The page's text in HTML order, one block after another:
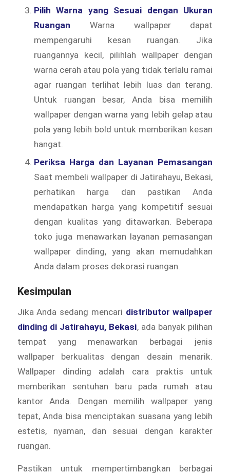
Pilih Warna yang Sesuai dengan Ukuran
Ruangan Warna wallpaper dapat
mempengaruhi kesan ruangan. Jika
ruangannya kecil, pilihlah wallpaper dengan
warna cerah atau pola yang tidak terlalu ramai
agar ruangan terlihat lebih luas dan terang.
Untuk ruangan besar, Anda bisa memilih
wallpaper dengan warna yang lebih gelap atau
pola yang lebih bold untuk memberikan kesan
hangat.
Periksa Harga dan Layanan Pemasangan
Saat membeli wallpaper di Jatirahayu, Bekasi,
perhatikan harga dan pastikan Anda
mendapatkan harga yang kompetitif sesuai
dengan kualitas yang ditawarkan. Beberapa
toko juga menawarkan layanan pemasangan
wallpaper dinding, yang akan memudahkan
Anda dalam proses dekorasi ruangan.
Kesimpulan
Jika Anda sedang mencari distributor wallpaper
dinding di Jatirahayu, Bekasi, ada banyak pilihan
tempat yang menawarkan berbagai jenis
wallpaper berkualitas dengan desain menarik.
Wallpaper dinding adalah cara praktis untuk
memberikan sentuhan baru pada rumah atau
kantor Anda. Dengan memilih wallpaper yang
tepat, Anda bisa menciptakan suasana yang lebih
estetis, nyaman, dan sesuai dengan karakter
ruangan.
Pastikan untuk mempertimbangkan berbagai